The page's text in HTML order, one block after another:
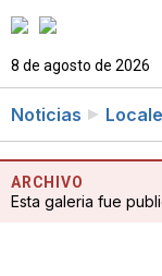
8 de agosto de 2026
Noticias
ARCHIVO
Esta galeria fue